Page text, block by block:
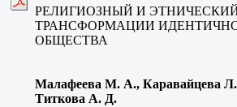
РЕЛИГИОЗНЫЙ И
ТРАНСФОРМАЦИИ
ОБЩЕСТВА
Малафеева М. А., Каравайцева
Титкова А. Д.